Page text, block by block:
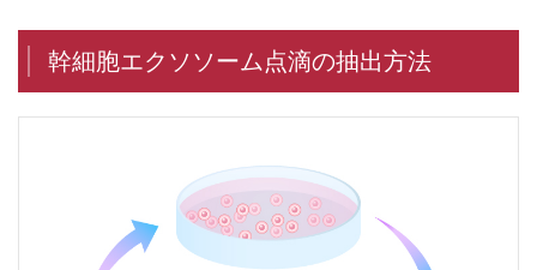
幹細胞エクソソーム点滴の抽出方法